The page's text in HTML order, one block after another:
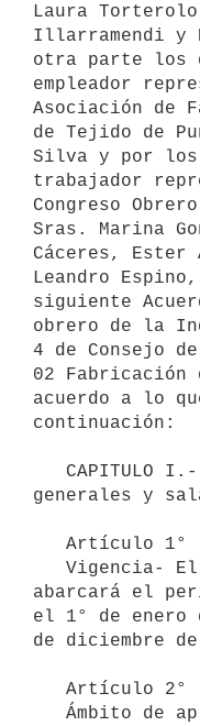
Laura
Illarramendi y
otra parte los
empleador
Asociación de
de Tejido de
Silva y por los
trabajador
Congreso
Sras. Marina
Cáceres, Ester
Leandro
siguiente
obrero de la
4 de Consejo
02 Fabricación
acuerdo a lo
continuación:
generales y
abarcará el
el 1° de enero
de diciembre